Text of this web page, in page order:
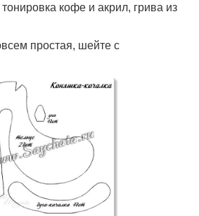
кофе и акрил, грива из
простая, шейте с